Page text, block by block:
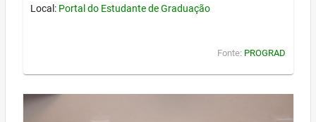
Local: Portal do Estudante de Graduação
Fonte: PROGRAD